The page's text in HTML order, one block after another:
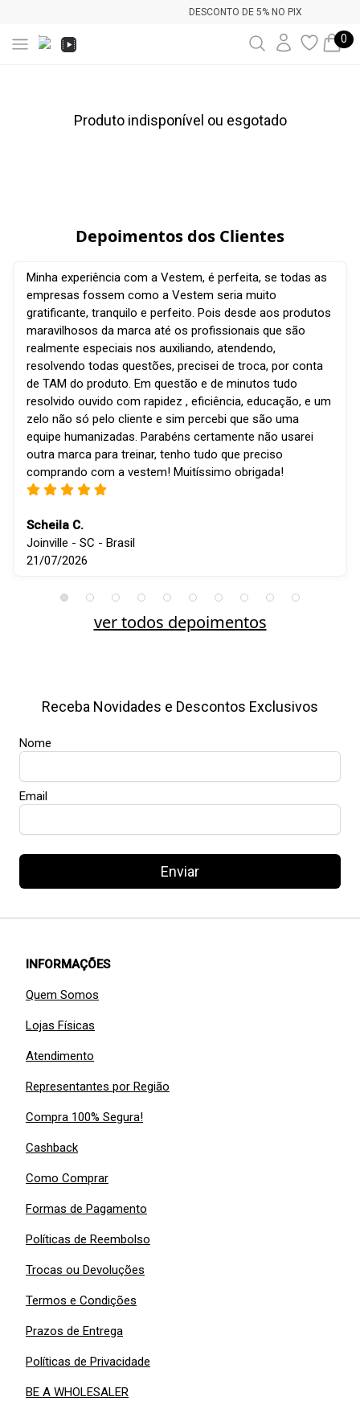
DESCONTO DE 5% NO PIX
0
Produto indisponível ou esgotado
Depoimentos dos Clientes
Minha experiência com a Vestem, é perfeita, se todas as
empresas fossem como a Vestem seria muito
gratificante, tranquilo e perfeito. Pois desde aos produtos
maravilhosos da marca até os profissionais que são
realmente especiais nos auxiliando, atendendo,
resolvendo todas questões, precisei de troca, por conta
de TAM do produto. Em questão e de minutos tudo
resolvido ouvido com rapidez , eficiência, educação, e um
zelo não só pelo cliente e sim percebi que são uma
equipe humanizadas. Parabéns certamente não usarei
outra marca para treinar, tenho tudo que preciso
comprando com a vestem! Muitíssimo obrigada!
Scheila C.
Joinville - SC - Brasil
21/07/2026
ver todos depoimentos
Receba Novidades e Descontos Exclusivos
Nome
Email
Enviar
INFORMAÇÕES
Quem Somos
Lojas Físicas
Atendimento
Representantes por Região
Compra 100% Segura!
Cashback
Como Comprar
Formas de Pagamento
Políticas de Reembolso
Trocas ou Devoluções
Termos e Condições
Prazos de Entrega
Políticas de Privacidade
BE A WHOLESALER